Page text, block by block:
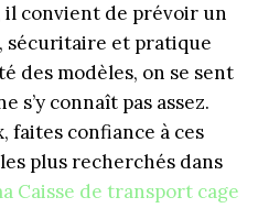
il convient de prévoir un
sécuritaire et pratique
des modèles, on se sent
s’y connaît pas assez.
faites confiance à ces
plus recherchés dans
Caisse de transport cage